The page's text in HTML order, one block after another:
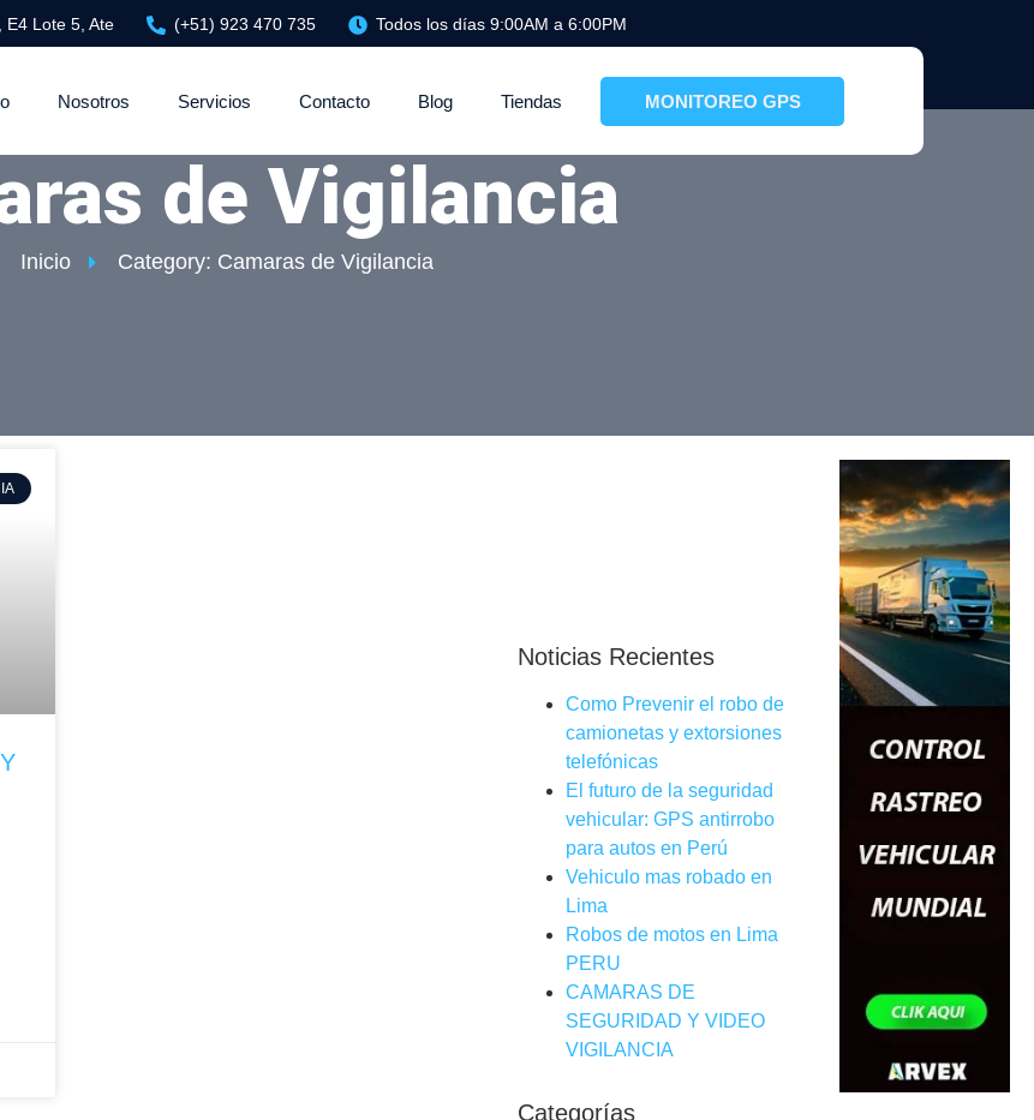
E4 Lote 5, Ate (+51) 923 470 735 Todos los días 9:00AM a 6:00PM
Nosotros Servicios Contacto Blog Tiendas MONITOREO GPS
de Vigilancia
Inicio Category: Camaras de Vigilancia
Noticias Recientes
Como Prevenir el robo de
camionetas y extorsiones
telefónicas
El futuro de la seguridad
vehicular: GPS antirrobo
para autos en Perú
Vehiculo mas robado en
Lima
Robos de motos en Lima
PERU
CAMARAS DE
SEGURIDAD Y VIDEO
VIGILANCIA
Categorías